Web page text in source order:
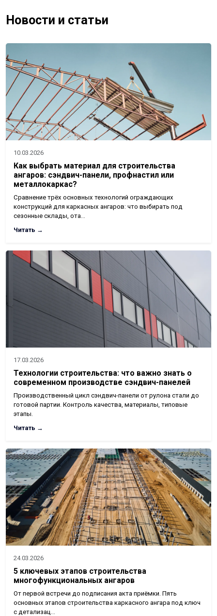
Новости и статьи
10.03.2026
Как выбрать материал для строительства
ангаров: сэндвич-панели, профнастил или
металлокаркас?
Сравнение трёх основных технологий ограждающих
конструкций для каркасных ангаров: что выбирать под
сезонные склады, ота…
Читать →
17.03.2026
Технологии строительства: что важно знать о
современном производстве сэндвич-панелей
Производственный цикл сэндвич-панели от рулона стали до
готовой партии. Контроль качества, материалы, типовые
этапы.
Читать →
24.03.2026
5 ключевых этапов строительства
многофункциональных ангаров
От первой встречи до подписания акта приёмки. Пять
основных этапов строительства каркасного ангара под ключ
с детализац…